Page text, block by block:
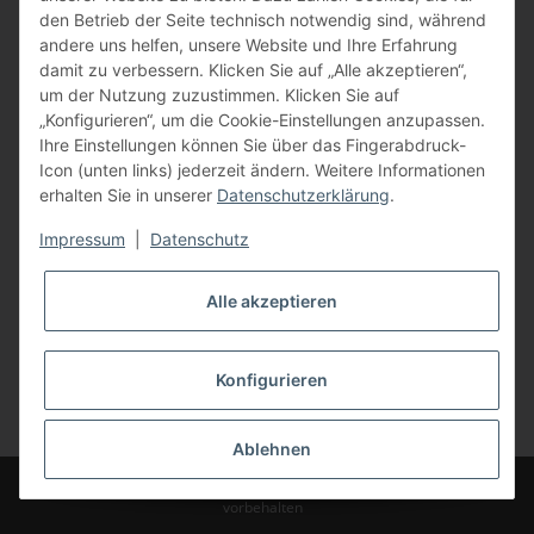
* Alle Preise inkl. gesetzlicher USt., zzgl.Versand
© Bauer-Systemtechnik GmbH - Technische Änderungen und Irrtümer
vorbehalten
den Betrieb der Seite technisch notwendig sind, während
andere uns helfen, unsere Website und Ihre Erfahrung
damit zu verbessern. Klicken Sie auf „Alle akzeptieren“,
um der Nutzung zuzustimmen. Klicken Sie auf
„Konfigurieren“, um die Cookie-Einstellungen anzupassen.
Ihre Einstellungen können Sie über das Fingerabdruck-
Icon (unten links) jederzeit ändern. Weitere Informationen
erhalten Sie in unserer Datenschutzerklärung.
Impressum Datenschutz
Alle akzeptieren
Konfigurieren
Ablehnen